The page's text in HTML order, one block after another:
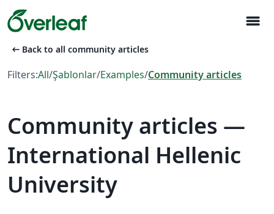
menu
arrow_left_alt Back to all community articles
Filters:All/Şablonlar/Examples/Community articles
Community articles —
International Hellenic
University